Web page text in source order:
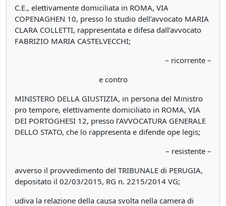
C.E., elettivamente domiciliata in ROMA, VIA
COPENAGHEN 10, presso lo studio dell’avvocato MARIA
CLARA COLLETTI, rappresentata e difesa dall’avvocato
FABRIZIO MARIA CASTELVECCHI;
– ricorrente –
e contro
MINISTERO DELLA GIUSTIZIA, in persona del Ministro
pro tempore, elettivamente domiciliato in ROMA, VIA
DEI PORTOGHESI 12, presso l’AVVOCATURA GENERALE
DELLO STATO, che lo rappresenta e difende ope legis;
– resistente –
avverso il provvedimento del TRIBUNALE di PERUGIA,
depositato il 02/03/2015, RG n. 2215/2014 VG;
udiva la relazione della causa svolta nella camera di